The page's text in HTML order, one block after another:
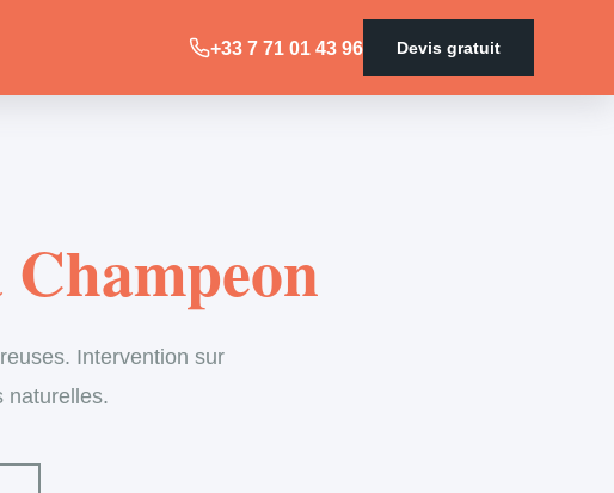
+33 7 71 01 43 96 Devis gratuit
Intervention sur
naturelles.